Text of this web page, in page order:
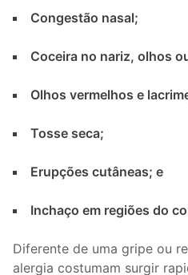
Congestão nasal;
Coceira no nariz, olhos
Olhos vermelhos e
Tosse seca;
Erupções cutâneas; e
Inchaço em regiões do
Diferente de uma gripe ou
alergia costumam surgir